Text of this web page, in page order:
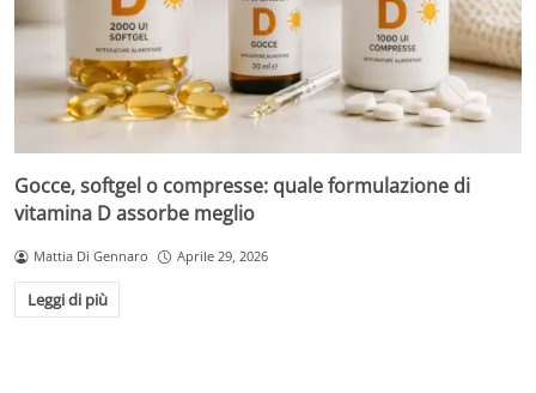
Gocce, softgel o compresse: quale formulazione di
vitamina D assorbe meglio
Mattia Di Gennaro Aprile 29, 2026
Leggi di più